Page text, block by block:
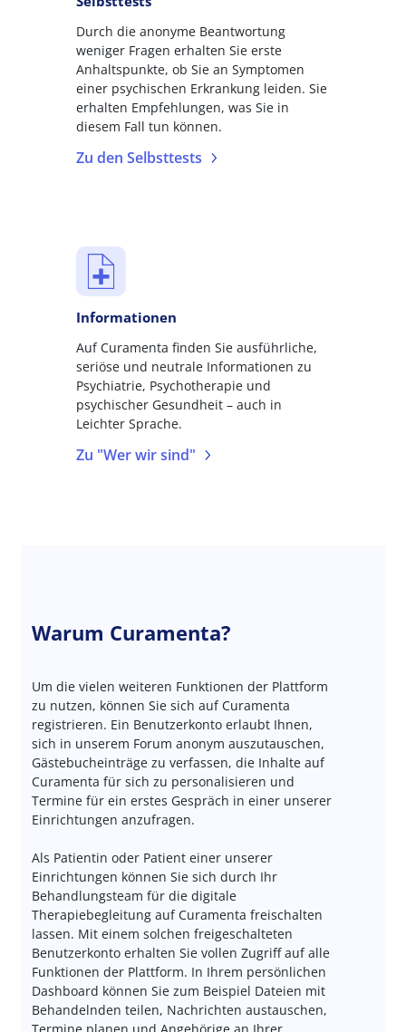
Durch die anonyme Beantwortung
weniger Fragen erhalten Sie erste
Anhaltspunkte, ob Sie an Symptomen
einer psychischen Erkrankung leiden. Sie
erhalten Empfehlungen, was Sie in
diesem Fall tun können.
Zu den Selbsttests
Informationen
Auf Curamenta finden Sie ausführliche,
seriöse und neutrale Informationen zu
Psychiatrie, Psychotherapie und
psychischer Gesundheit – auch in
Leichter Sprache.
Zu "Wer wir sind"
Warum Curamenta?
Um die vielen weiteren Funktionen der Plattform
zu nutzen, können Sie sich auf Curamenta
registrieren. Ein Benutzerkonto erlaubt Ihnen,
sich in unserem Forum anonym auszutauschen,
Gästebucheinträge zu verfassen, die Inhalte auf
Curamenta für sich zu personalisieren und
Termine für ein erstes Gespräch in einer unserer
Einrichtungen anzufragen.
Als Patientin oder Patient einer unserer
Einrichtungen können Sie sich durch Ihr
Behandlungsteam für die digitale
Therapiebegleitung auf Curamenta freischalten
lassen. Mit einem solchen freigeschalteten
Benutzerkonto erhalten Sie vollen Zugriff auf alle
Funktionen der Plattform. In Ihrem persönlichen
Dashboard können Sie zum Beispiel Dateien mit
Behandelnden teilen, Nachrichten austauschen,